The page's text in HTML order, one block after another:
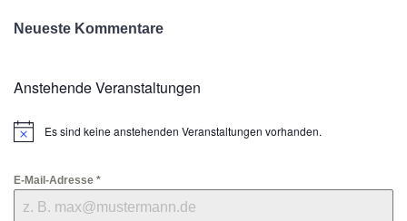
Neueste Kommentare
Anstehende Veranstaltungen
HinweisEs sind keine anstehenden Veranstaltungen vorhanden.
E-Mail-Adresse *